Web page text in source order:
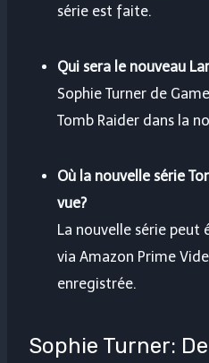
série est faite.
Qui sera le nouveau
Sophie Turner de
Tomb Raider dans la
Où la nouvelle série
vue?
La nouvelle série
via Amazon Prime
enregistrée.
Sophie Turner: